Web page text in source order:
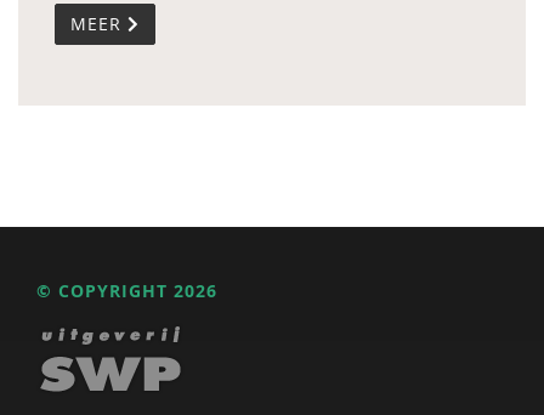
MEER
© COPYRIGHT 2026